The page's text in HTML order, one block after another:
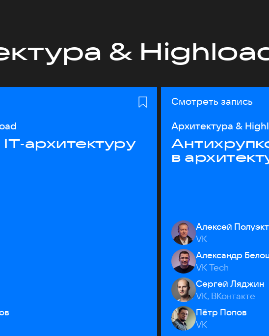
&
Смотреть запись
Архитектура &
в
Алексей
VK
Александр
VK Tech
Сергей Ляджин
VK, ВКонтакте
Пётр Попов
VK